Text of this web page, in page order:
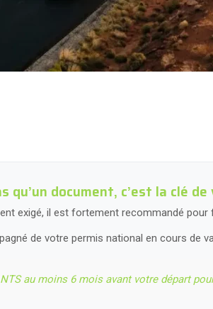
qu’un document, c’est la clé
exigé, il est fortement recommandé
de votre permis national en cours de
au moins 6 mois avant votre départ